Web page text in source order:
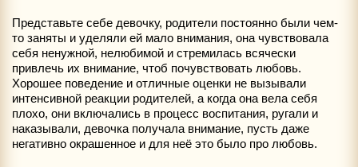
Представьте себе девочку, родители постоянно были чем-
то заняты и уделяли ей мало внимания, она чувствовала
себя ненужной, нелюбимой и стремилась всячески
привлечь их внимание, чтоб почувствовать любовь.
Хорошее поведение и отличные оценки не вызывали
интенсивной реакции родителей, а когда она вела себя
плохо, они включались в процесс воспитания, ругали и
наказывали, девочка получала внимание, пусть даже
негативно окрашенное и для неё это было про любовь.